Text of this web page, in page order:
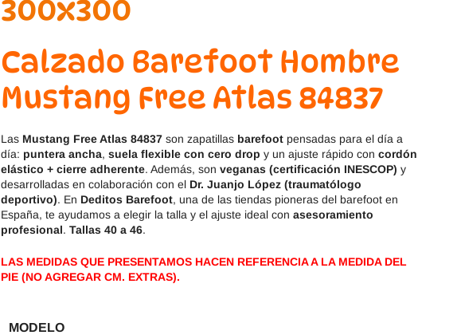
Calzado Barefoot Hombre
Mustang Free Atlas 84837
Las Mustang Free Atlas 84837 son zapatillas barefoot pensadas para el día a
día: puntera ancha, suela flexible con cero drop y un ajuste rápido con cordón
elástico + cierre adherente. Además, son veganas (certificación INESCOP) y
desarrolladas en colaboración con el Dr. Juanjo López (traumatólogo
deportivo). En Deditos Barefoot, una de las tiendas pioneras del barefoot en
España, te ayudamos a elegir la talla y el ajuste ideal con asesoramiento
profesional. Tallas 40 a 46.
LAS MEDIDAS QUE PRESENTAMOS HACEN REFERENCIA A LA MEDIDA DEL
PIE (NO AGREGAR CM. EXTRAS).
MODELO